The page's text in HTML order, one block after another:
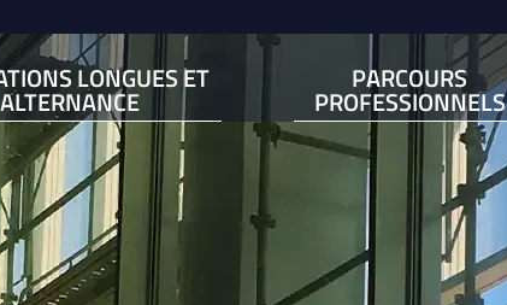
LONGUES ET
ALTERNANCE
PARCOURS
PROFESSIONNELS